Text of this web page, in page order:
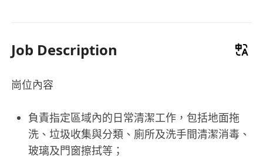
Job Description
崗位內容
負責指定區域內的日常清潔工作，包括地面拖
洗、垃圾收集與分類、廁所及洗手間清潔消毒、
玻璃及門窗擦拭等；